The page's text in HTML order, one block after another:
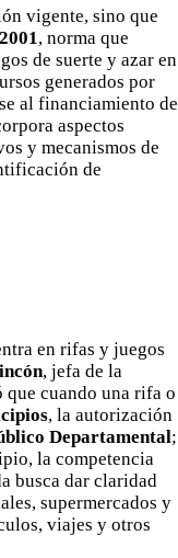
vigente, sino que
, norma que
de suerte y azar en
generados por
al financiamiento de
aspectos
y mecanismos de
de
en rifas y juegos
, jefa de la
cuando una rifa o
, la autorización
Departamental;
la competencia
busca dar claridad
supermercados y
viajes y otros